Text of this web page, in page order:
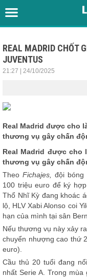
REAL MADRID CHỐT
JUVENTUS
21:27 | 24/10/2025
Real Madrid được cho
thương vụ gây chấn
Real Madrid được
thương vụ gây chấn
TheoFichajes,đội bóng
100 triệu euro để ký
Thổ Nhĩ Kỳ đang khoác
lộ, HLV Xabi Alonso coi
hạn của mình tại sân
Nếu thương vụ này xảy
chuyển nhượng cao thứ
euro).
Cầu thủ 20 tuổi đang
nhất Serie A. Trong